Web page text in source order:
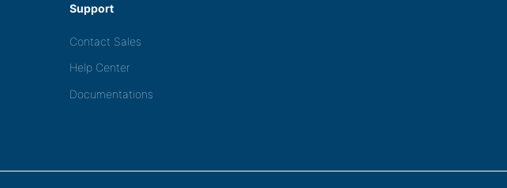
Support
Contact Sales
Help Center
Documentations